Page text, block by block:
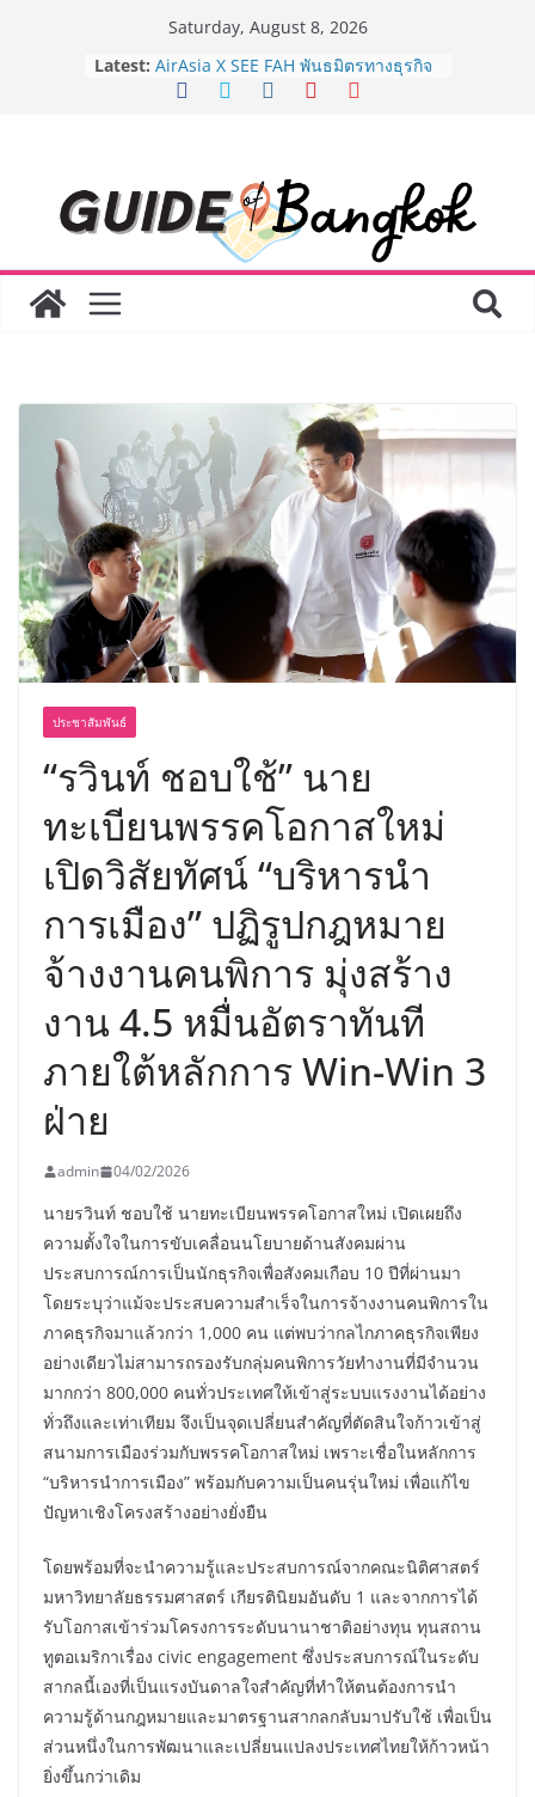
Saturday, August 8, 2026
Latest: AirAsia X SEE FAH พันธมิตรทางธุรกิจ
ยาวนานกว่า 20 ปี ต่อยอดเสิร์ฟความ
“BIO TRADE CONNECT 2026” ยก
ระดับผลิตภัณฑ์ท้องถิ่นสู่ตลาดเชิง
พาณิชย์อย่างยั่งยืน
LORDNINE จัดศึกคนดังสายเกม ไทย
ปะทะ ฟิลิปปินส์ ใน “Rise of the Tenth
ได้เตรียมนักเรียนเพียงเพื่อก้าวเข้าสู่
มหาวิทยาลัยเท่านั้น แต่ยังเตรียมพวก
เขาให้พร้อมเป็นผู้กำหนดอนาคต”
8.8 “ซูเลียน” รวมพลังนักธุรกิจทั่ว
ประเทศ จัดประชุมใหญ่แห่งปี พบ CEO
“ดร.ปิยะวัฒน์” ถ่ายทอดวิสัยทัศน์ธุรกิจ
พร้อมฟรีคอนเสิร์ต “โชค รถแห่” ยกวง
ประชาสัมพันธ์
“รวินท์ ชอบใช้” นาย
ทะเบียนพรรคโอกาสใหม่
เปิดวิสัยทัศน์ “บริหารนำ
การเมือง” ปฏิรูปกฎหมาย
จ้างงานคนพิการ มุ่งสร้าง
งาน 4.5 หมื่นอัตราทันที
ภายใต้หลักการ Win-Win 3
ฝ่าย
admin 04/02/2026
นายรวินท์ ชอบใช้ นายทะเบียนพรรคโอกาสใหม่ เปิดเผยถึง
ความตั้งใจในการขับเคลื่อนนโยบายด้านสังคมผ่าน
ประสบการณ์การเป็นนักธุรกิจเพื่อสังคมเกือบ 10 ปีที่ผ่านมา
โดยระบุว่าแม้จะประสบความสำเร็จในการจ้างงานคนพิการใน
ภาคธุรกิจมาแล้วกว่า 1,000 คน แต่พบว่ากลไกภาคธุรกิจเพียง
อย่างเดียวไม่สามารถรองรับกลุ่มคนพิการวัยทำงานที่มีจำนวน
มากกว่า 800,000 คนทั่วประเทศให้เข้าสู่ระบบแรงงานได้อย่าง
ทั่วถึงและเท่าเทียม จึงเป็นจุดเปลี่ยนสำคัญที่ตัดสินใจก้าวเข้าสู่
สนามการเมืองร่วมกับพรรคโอกาสใหม่ เพราะเชื่อในหลักการ
“บริหารนำการเมือง” พร้อมกับความเป็นคนรุ่นใหม่ เพื่อแก้ไข
ปัญหาเชิงโครงสร้างอย่างยั่งยืน
โดยพร้อมที่จะนำความรู้และประสบการณ์จากคณะนิติศาสตร์
มหาวิทยาลัยธรรมศาสตร์ เกียรตินิยมอันดับ 1 และจากการได้
รับโอกาสเข้าร่วมโครงการระดับนานาชาติอย่างทุน ทุนสถาน
ทูตอเมริกาเรื่อง civic engagement ซึ่งประสบการณ์ในระดับ
สากลนี้เองที่เป็นแรงบันดาลใจสำคัญที่ทำให้ตนต้องการนำ
ความรู้ด้านกฎหมายและมาตรฐานสากลกลับมาปรับใช้ เพื่อเป็น
ส่วนหนึ่งในการพัฒนาและเปลี่ยนแปลงประเทศไทยให้ก้าวหน้า
ยิ่งขึ้นกว่าเดิม